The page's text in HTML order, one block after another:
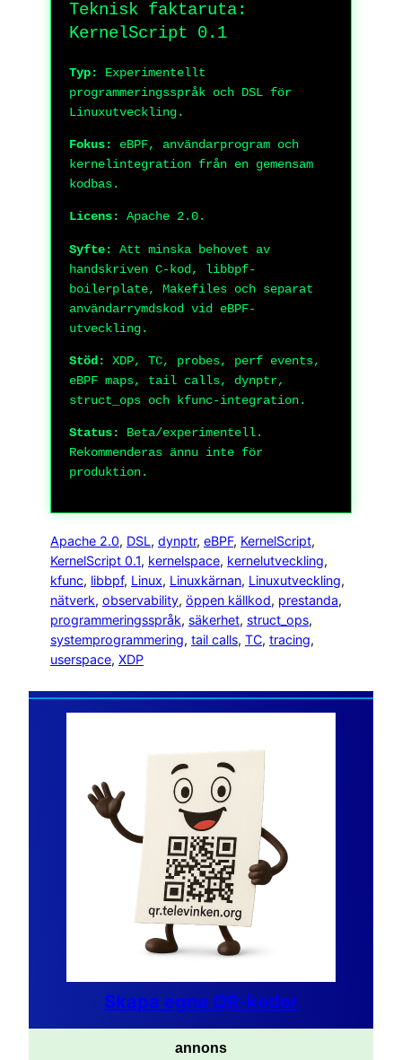
Teknisk faktaruta:
KernelScript 0.1
Typ:
Experimentellt
programmeringsspråk och DSL för
Linuxutveckling.
Fokus:
eBPF, användarprogram och
kernelintegration från en gemensam
kodbas.
Licens: Apache 2.0.
Syfte:
Att minska behovet av
handskriven C-kod, libbpf-
boilerplate, Makefiles och separat
användarrymdskod vid eBPF-
utveckling.
Stöd:
XDP, TC, probes, perf events,
eBPF maps, tail calls, dynptr,
struct_ops och kfunc-integration.
Status:
Beta/experimentell.
Rekommenderas ännu inte för
produktion.
Apache 2.0, DSL, dynptr, eBPF, KernelScript
KernelScript 0.1, kernelspace, kernelutveckling
kfunc, libbpf, Linux, Linuxkärnan, Linuxutveckling
nätverk, observability, öppen källkod, prestanda
programmeringsspråk, säkerhet, struct_ops
systemprogrammering, tail calls, TC, tracing
userspace, XDP
Skapa egna QR-koder
annons